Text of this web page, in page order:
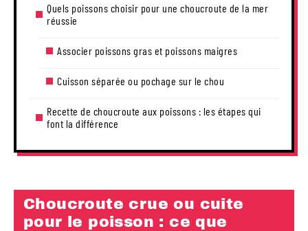
Quels poissons choisir pour une choucroute de la mer
réussie
Associer poissons gras et poissons maigres
Cuisson séparée ou pochage sur le chou
Recette de choucroute aux poissons : les étapes qui
font la différence
Choucroute crue ou cuite
pour le poisson : ce que